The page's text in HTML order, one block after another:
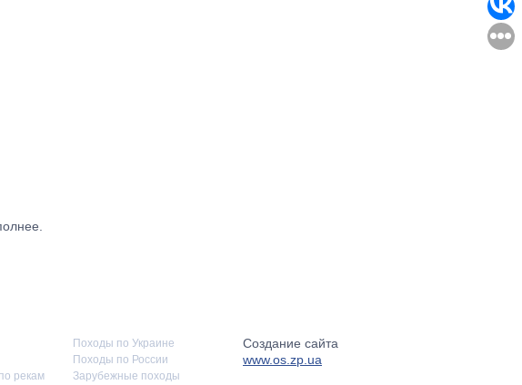
рекам
Походы по Украине
Походы по России
Зарубежные походы
Создание сайта
www.os.zp.ua